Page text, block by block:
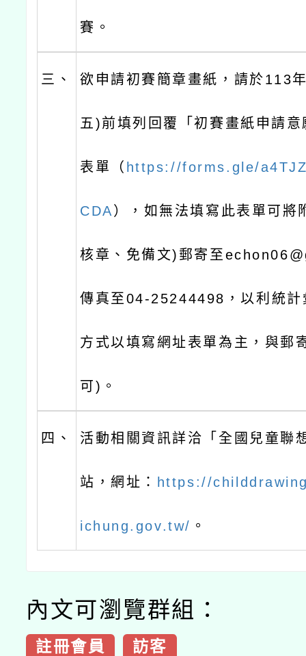
賽。
三、 欲申請初賽簡章畫紙，請於113
五)前填列回覆「初賽畫紙申請
表單（ https://forms.gle/
CDA ），如無法填寫此表單可將
核章、免備文)郵寄至
傳真至04-25244498，以利統計
方式以填寫網址表單為主，與郵
可)。
四、 活動相關資訊詳洽「全國兒童聯
站，網址： https://
ichung.gov.tw/ 。
內文可瀏覽群組：
註冊會員 訪客